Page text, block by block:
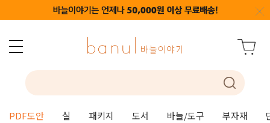
PDF도안 실 패키지 도서 바늘/도구 부자재